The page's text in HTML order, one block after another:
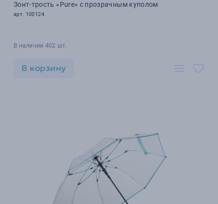
Зонт-трость «Pure» с прозрачным куполом
арт. 100124
В наличии 402 шт.
В корзину